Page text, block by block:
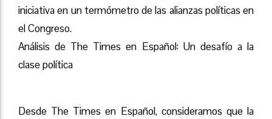
iniciativa en un termómetro de las alianzas políticas en
el Congreso.
Análisis de The Times en Español: Un desafío a la
clase política
Desde The Times en Español, consideramos que la